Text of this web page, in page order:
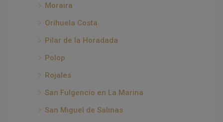
Moraira
Orihuela Costa
Pilar de la Horadada
Polop
Rojales
San Fulgencio en La Marina
San Miguel de Salinas